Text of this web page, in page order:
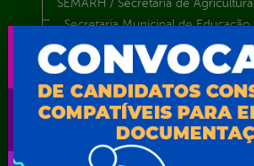
SEMARH / Secretaria de
Secretaria Municipal de Educação
Secretaria Municipal de Esporte e
Secretaria Municipal de Finanças
Secretaria Municipal de Governo
Secretaria Municipal de Meio
Secretaria Municipal de
Secretaria Municipal de Relações